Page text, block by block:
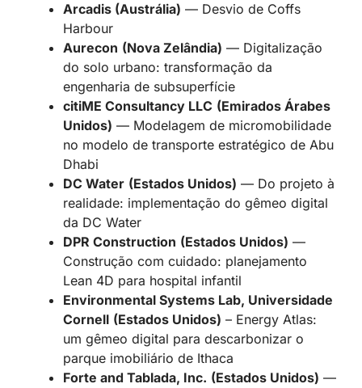
Arcadis (Austrália) — Desvio de Coffs
Harbour
Aurecon (Nova Zelândia) — Digitalização
do solo urbano: transformação da
engenharia de subsuperfície
citiME Consultancy LLC (Emirados Árabes
Unidos) — Modelagem de micromobilidade
no modelo de transporte estratégico de Abu
Dhabi
DC Water (Estados Unidos) — Do projeto à
realidade: implementação do gêmeo digital
da DC Water
DPR Construction (Estados Unidos) —
Construção com cuidado: planejamento
Lean 4D para hospital infantil
Environmental Systems Lab, Universidade
Cornell (Estados Unidos) – Energy Atlas:
um gêmeo digital para descarbonizar o
parque imobiliário de Ithaca
Forte and Tablada, Inc. (Estados Unidos) —